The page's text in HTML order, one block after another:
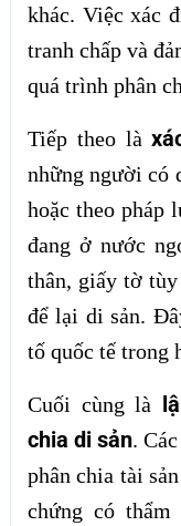
khác. Việc xác
tranh chấp và
quá trình phân
Tiếp theo là
những người có
hoặc theo pháp
đang ở nước
thân, giấy tờ
để lại di sản.
tố quốc tế trong
Cuối cùng là
chia di sản.
phân chia tài
chứng có